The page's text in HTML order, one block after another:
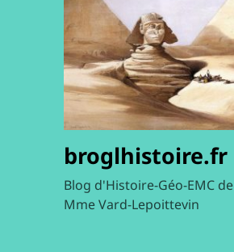
broglhistoire.fr
Blog d'Histoire-Géo-EMC de
Mme Vard-Lepoittevin